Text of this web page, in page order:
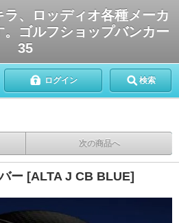
、ロッディオ各種メーカ
ゴルフショップバンカー
35
ログイン 検索
次の商品へ
ー [ALTA J CB BLUE]